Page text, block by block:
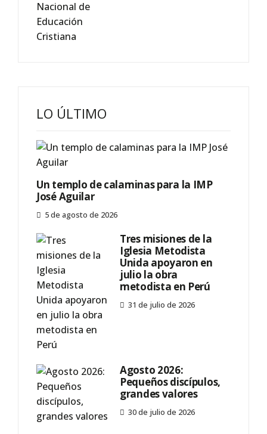
LO ÚLTIMO
Un templo de calaminas para la IMP
José Aguilar
5 de agosto de 2026
Tres misiones de la
Iglesia Metodista
Unida apoyaron en
julio la obra
metodista en Perú
31 de julio de 2026
Agosto 2026:
Pequeños discípulos,
grandes valores
30 de julio de 2026